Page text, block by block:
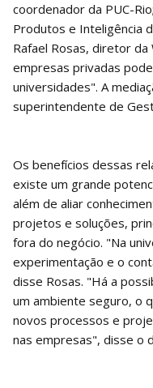
coordenador da PUC-
Produtos e Inteligência
Rafael Rosas, diretor da
empresas privadas
universidades". A
superintendente de
Os benefícios dessas
existe um grande
além de aliar
projetos e soluções,
fora do negócio. "Na
experimentação e o
disse Rosas. "Há a
um ambiente seguro, o
novos processos e
nas empresas", disse o